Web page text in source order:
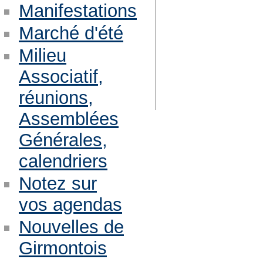
Manifestations
Marché d'été
Milieu
Associatif,
réunions,
Assemblées
Générales,
calendriers
Notez sur
vos agendas
Nouvelles de
Girmontois